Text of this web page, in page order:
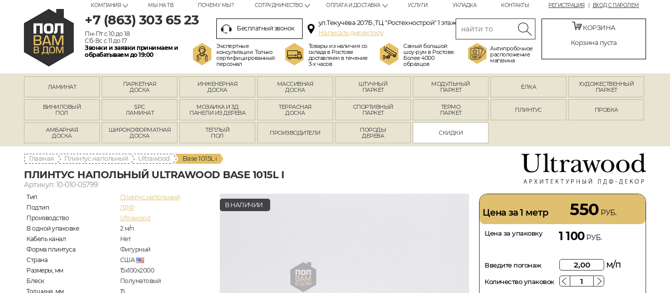
РЕГИСТРАЦИЯ ВХОД С ПАРОЛЕМ
КОМПАНИЯ МЫ НА ТВ ПОЧЕМУ МЫ? СОТРУДНИЧЕСТВО ОПЛАТА И ДОСТАВКА УСЛУГИ УКЛАДКА КОНТАКТЫ
+7 (863) 303 65 23
Пн-Пт с 10 до 18
Сб-Вс с 11 до 17
Звонки и заявки принимаем и
обрабатываем до 19:00
Бесплатный звонок
ул.Текучёва 207Б ,ТЦ "Ростехнострой" 1 этаж
Написать директору
Экспертные
консультации. Только
сертифицированный
персонал
Товары из наличия со
склада в Ростове
доставляем в течение
3-х часов
Самый большой
шоу-рум в Ростове.
Более 4000
образцов
Антипробочное
расположение
магазина
КОРЗИНА
Корзина пуста
ЛАМИНАТ
ПАРКЕТНАЯ
ДОСКА
ИНЖЕНЕРНАЯ
ДОСКА
МАССИВНАЯ
ДОСКА
ШТУЧНЫЙ
ПАРКЕТ
МОДУЛЬНЫЙ
ПАРКЕТ
ЁЛКА
ХУДОЖЕСТВЕННЫЙ
ПАРКЕТ
ВИНИЛОВЫЙ
ПОЛ
SPC
ЛАМИНАТ
МОЗАИКА И 3Д
ПАНЕЛИ ИЗ ДЕРЕВА
ТЕРРАСНАЯ
ДОСКА
СПОРТИВНЫЙ
ПАРКЕТ
ТЕРМО
ПАРКЕТ
ПЛИНТУС ПРОБКА
АМБАРНАЯ
ДОСКА
ШИРОКОФОРМАТНАЯ
ДОСКА
ТЕПЛЫЙ
ПОЛ
ПРОИЗВОДИТЕЛИ
ПОРОДЫ
ДЕРЕВА
СКИДКИ
Главная Плинтус напольный Ultrawood Base 1015L i
ПЛИНТУС НАПОЛЬНЫЙ ULTRAWOOD BASE 1015L I
Артикул: 10-010-05799
Тип
Плинтус напольный
Подтип
ЛДФ
Производство
Ultrawood
В одной упаковке
2 м/п
Кабель канал
Нет
Форма плинтуса
Фигурный
Страна
США
Размеры, мм
15х100х2000
Блеск
Полуматовый
Толщина, мм
15
В НАЛИЧИИ
Цена за 1 метр 550 РУБ.
Цена за упаковку 1 100РУБ.
Введите погонаж м/п
Количество упаковок